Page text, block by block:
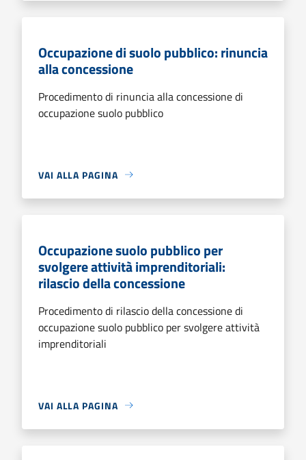
Occupazione di suolo pubblico: rinuncia
alla concessione
Procedimento di rinuncia alla concessione di
occupazione suolo pubblico
VAI ALLA PAGINA
Occupazione suolo pubblico per
svolgere attività imprenditoriali:
rilascio della concessione
Procedimento di rilascio della concessione di
occupazione suolo pubblico per svolgere attività
imprenditoriali
VAI ALLA PAGINA